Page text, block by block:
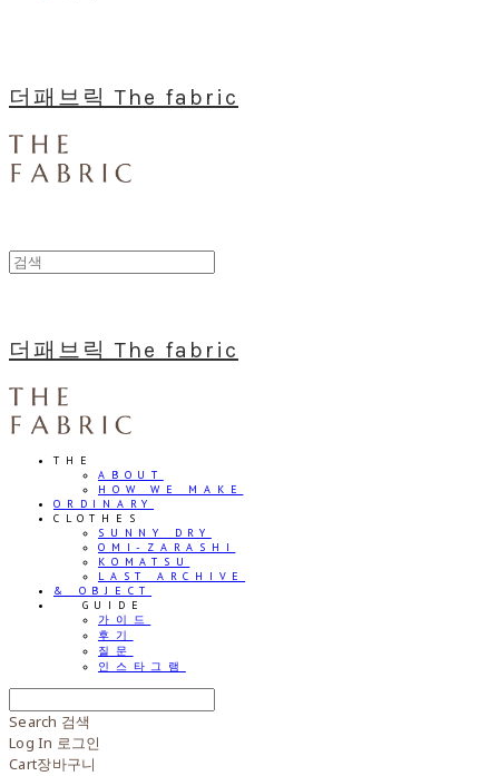
더패브릭 The fabric
더패브릭 The fabric
THE
ABOUT
HOW WE MAKE
ORDINARY
CLOTHES
SUNNY DRY
OMI-ZARASHI
KOMATSU
LAST ARCHIVE
& OBJECT
⠀⠀GUIDE
가이드
후기
질문
인스타그램
Search 검색
Log In 로그인
Cart장바구니